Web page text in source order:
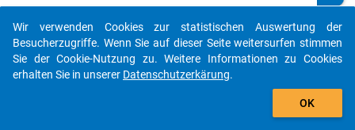
89
-
zw
auto_stories
add_shopping_cart
Wir verwenden Cookies zur statistischen Auswertung der
Besucherzugriffe. Wenn Sie auf dieser Seite weitersurfen stimmen
Sie der Cookie-Nutzung zu. Weitere Informationen zu Cookies
erhalten Sie in unserer Datenschutzerkärung.
OK